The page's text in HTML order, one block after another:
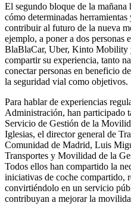
El segundo bloque de la mañana
cómo determinadas herramientas
contribuir al futuro de la nueva
ejemplo, a poner a dos personas
BlaBlaCar, Uber, Kinto
compartir su experiencia, tanto
conectar personas en beneficio
la seguridad vial como objetivos.
Para hablar de experiencias
Administración, han participado
Servicio de Gestión de la
Iglesias, el director general de
Comunidad de Madrid, Luis
Transportes y Movilidad de la
Todos ellos han compartido la
iniciativas de coche compartido,
convirtiéndolo en un servicio
contribuyan a mejorar la